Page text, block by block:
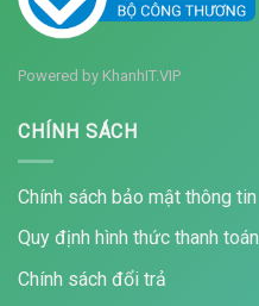
Powered by KhanhIT.VIP
CHÍNH SÁCH
Chính sách bảo mật thông tin
Quy định hình thức thanh toán
Chính sách đổi trả